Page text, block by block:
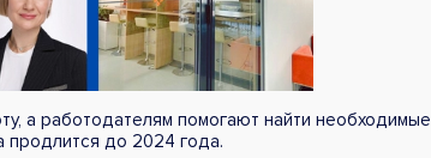
а работодателям помогают найти необходимые
продлится до 2024 года.